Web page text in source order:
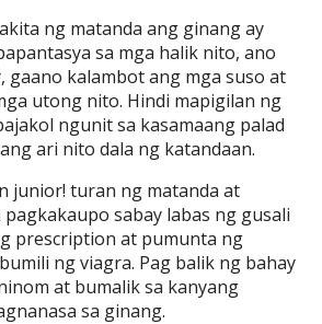
ng matanda ang ginang ay
sa mga halik nito, ano
gaano kalambot ang mga suso at
utong nito. Hindi mapigilan ng
ngunit sa kasamaang palad
ari nito dala ng katandaan.
junior! turan ng matanda at
sabay labas ng gusali
prescription at pumunta ng
ng viagra. Pag balik ng bahay
at bumalik sa kanyang
sa ginang.